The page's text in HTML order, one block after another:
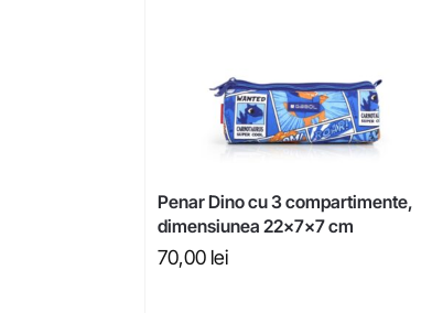
Penar Dino cu 3 compartimente,
dimensiunea 22x7x7 cm
70,00 lei